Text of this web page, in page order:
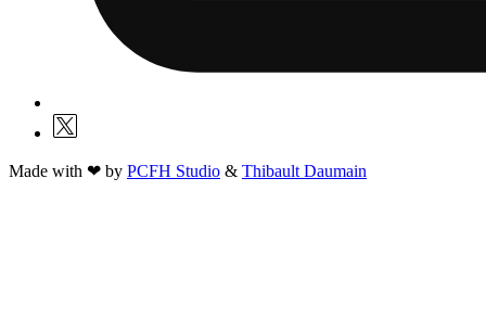
Made with ❤ by PCFH Studio & Thibault Daumain